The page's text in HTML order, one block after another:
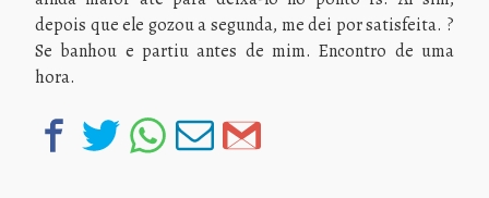
depois que ele gozou a segunda, me dei por satisfeita. ?
Se banhou e partiu antes de mim. Encontro de uma
hora.